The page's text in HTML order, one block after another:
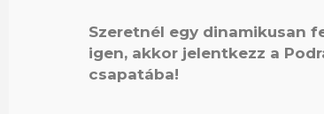
Szeretnél egy dinamikusan
igen, akkor jelentkezz a
csapatába!